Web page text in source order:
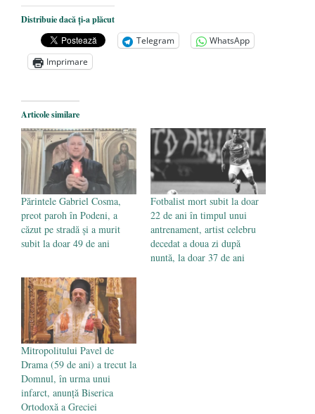
Dezvăluiri cutremurătoare despre
președintele Ucrainei, Volodymyr
Zelensky
- 13 mai 2026
Statul care servește Națiunea
Legea Vexler produce efecte. Bustul
poetului Octavian Goga, înlăturat din Iași
- 16 aprilie 2026
Distribuie dacă ți-a plăcut
Telegram
WhatsApp
Imprimare
Articole similare
Părintele Gabriel Cosma,
preot paroh în Podeni, a
căzut pe stradă și a murit
subit la doar 49 de ani
Fotbalist mort subit la doar
22 de ani în timpul unui
antrenament, artist celebru
decedat a doua zi după
nuntă, la doar 37 de ani
Mitropolitului Pavel de
Drama (59 de ani) a trecut la
Domnul, în urma unui
infarct, anunță Biserica
Ortodoxă a Greciei